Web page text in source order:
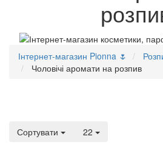
Інтернет-магазин Pionna 🌷
Чоловічі аромати на розпив
Сортувати 22